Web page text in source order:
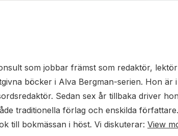
som jobbar främst som redaktör,
böcker i Alva Bergman-serien. Hon är
Sedan sex år tillbaka driver
traditionella förlag och enskilda
till bokmässan i höst. Vi diskuterar: View